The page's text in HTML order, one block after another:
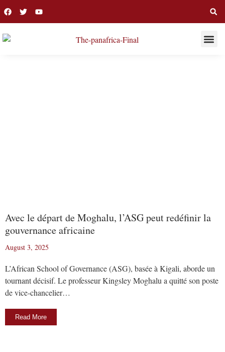
Avec le départ de Moghalu, l’ASG peut redéfinir la
gouvernance africaine
August 3, 2025
L’African School of Governance (ASG), basée à Kigali, aborde un
tournant décisif. Le professeur Kingsley Moghalu a quitté son poste
de vice-chancelier…
Read More